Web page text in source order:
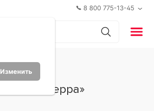
Изменить
8 800 775-13-45
Салон «Терра»